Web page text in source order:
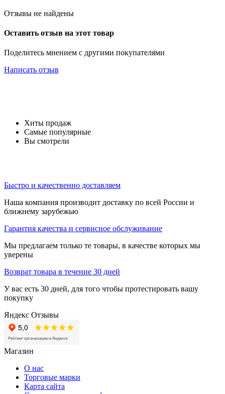
Отзывы не найдены
Оставить отзыв на этот товар
Поделитесь мнением с другими покупателями
Написать отзыв
Хиты продаж
Самые популярные
Вы смотрели
Быстро и качественно доставляем
Наша компания производит доставку по всей России и
ближнему зарубежью
Гарантия качества и сервисное обслуживание
Мы предлагаем только те товары, в качестве которых мы
уверены
Возврат товара в течение 30 дней
У вас есть 30 дней, для того чтобы протестировать вашу
покупку
Яндекс Отзывы
Магазин
О нас
Торговые марки
Карта сайта